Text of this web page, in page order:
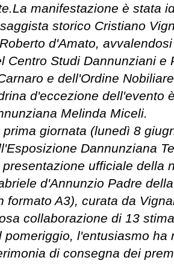
​La manifestazione è stata
storico Cristiano
d'Amato,
Centro Studi Dannunziani e
e dell'Ordine
d'eccezione dell'evento
Melinda Miceli.
giornata (lunedì 8
Dannunziana
ufficiale della
d'Annunzio Padre
formato A3), curata da
collaborazione di 13
pomeriggio, l'entusiasmo ha
di consegna dei